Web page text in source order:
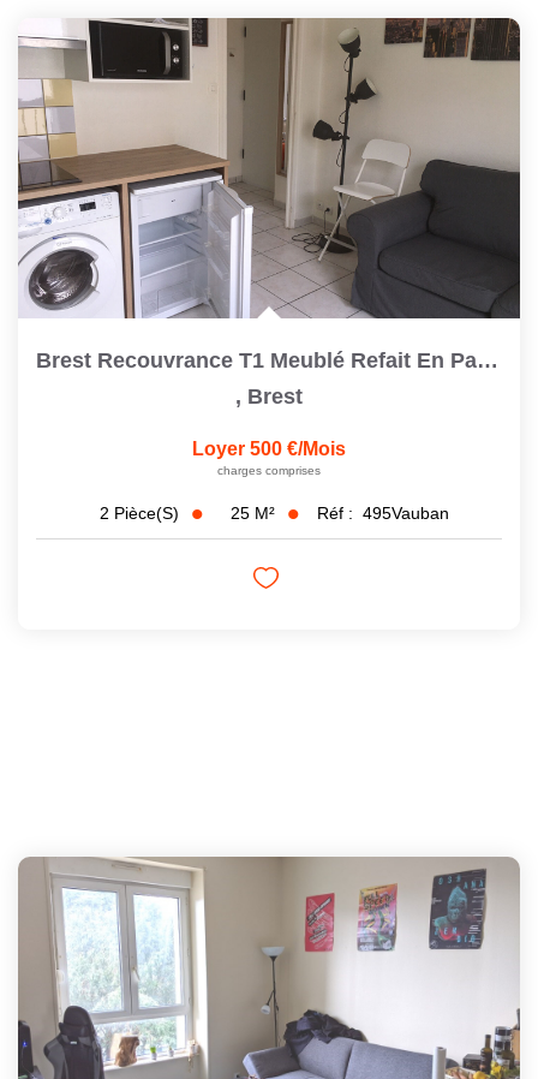
Brest Recouvrance T1 Meublé Refait En Parfait État
, Brest
Loyer 500 €/mois
charges comprises
2 Pièce(s) 25 M² Réf : 495Vauban